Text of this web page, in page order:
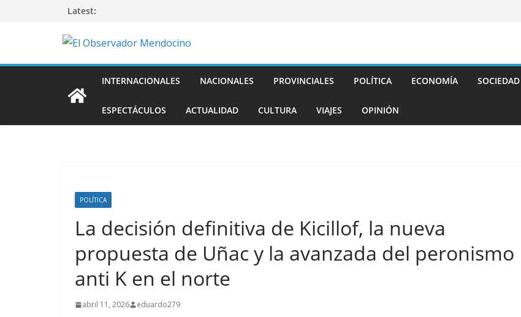
Latest:
INTERNACIONALES NACIONALES PROVINCIALES POLÍTICA ECONOMÍA SOCIEDAD
ESPECTÁCULOS ACTUALIDAD CULTURA VIAJES OPINIÓN
POLÍTICA
La decisión definitiva de Kicillof, la nueva
propuesta de Uñac y la avanzada del peronismo
anti K en el norte
abril 11, 2026 eduardo279